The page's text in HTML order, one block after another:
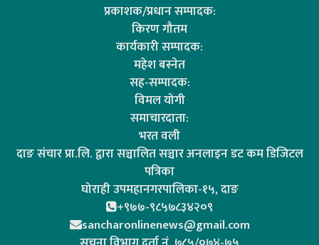
प्रकाशक/प्रधान सम्पादक:
किरण गौतम
कार्यकारी सम्पादक:
महेश बस्नेत
सह-सम्पादक:
विमल योगी
समाचारदाता:
भरत वली
दाङ संचार प्रा.लि. द्वारा सञ्चालित सञ्चार अनलाइन डट कम डिजिटल
पत्रिका
घोराही उपमहानगरपालिका-१५, दाङ
+९७७-९८५७८३४२०९
sancharonlinenews@gmail.com